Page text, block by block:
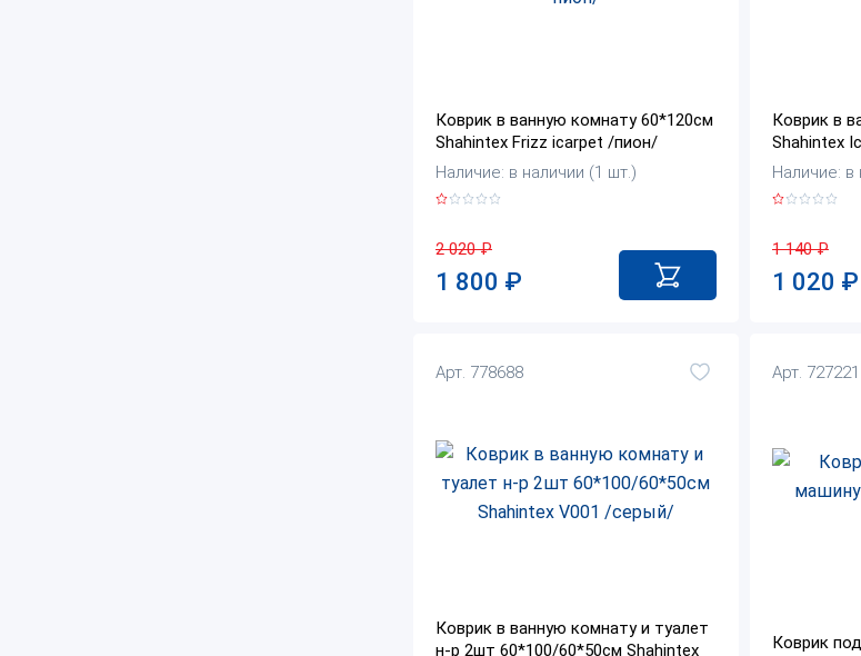
Коврик в ванную комнату 60*120см
Shahintex Frizz icarpet /пион/
Наличие: в наличии (1 шт.)
2 020₽
1 800 ₽
Коврик в
Shahintex
Наличие: в
1 140₽
1 020 ₽
Арт. 778688
Коврик в ванную комнату и туалет
н-р 2шт 60*100/60*50см Shahintex
Арт. 727221
Коврик